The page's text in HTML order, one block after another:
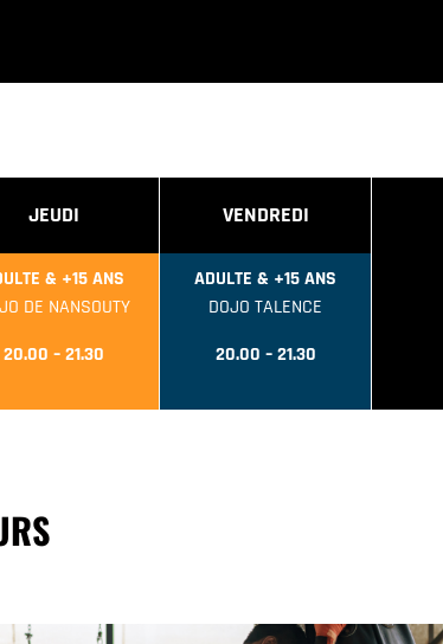
JEUDI
& +15 ANS
DE NANSOUTY
20.00 – 21.30
VENDREDI
ADULTE & +15 ANS
DOJO TALENCE
20.00 – 21.30